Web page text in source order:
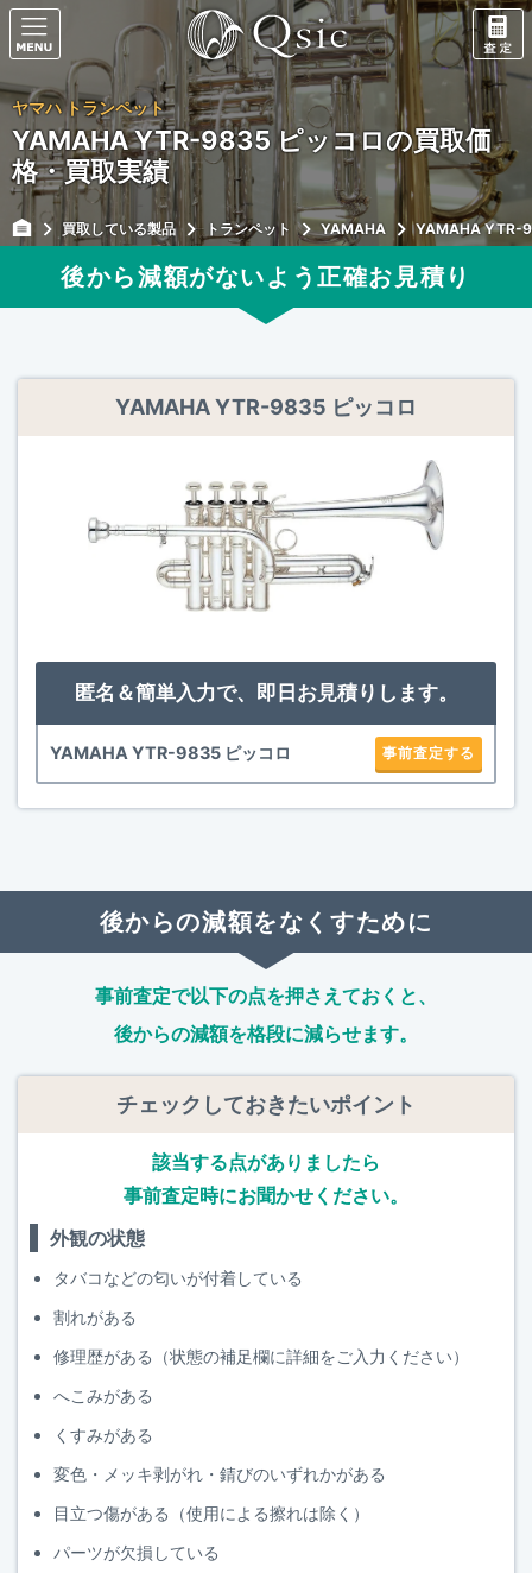
ヤマハ トランペット
YAMAHA YTR-9835 ピッコロの買取価
格・買取実績
買取している製品 トランペット YAMAHA YAMAHA YTR-
後から減額がないよう正確お見積り
YAMAHA YTR-9835 ピッコロ
匿名＆簡単入力で、即日お見積りします。
YAMAHA YTR-9835 ピッコロ 事前査定する
後からの減額をなくすために
事前査定で以下の点を押さえておくと、
後からの減額を格段に減らせます。
チェックしておきたいポイント
該当する点がありましたら
事前査定時にお聞かせください。
外観の状態
タバコなどの匂いが付着している
割れがある
修理歴がある（状態の補足欄に詳細をご入力ください）
へこみがある
くすみがある
変色・メッキ剥がれ・錆びのいずれかがある
目立つ傷がある（使用による擦れは除く）
パーツが欠損している